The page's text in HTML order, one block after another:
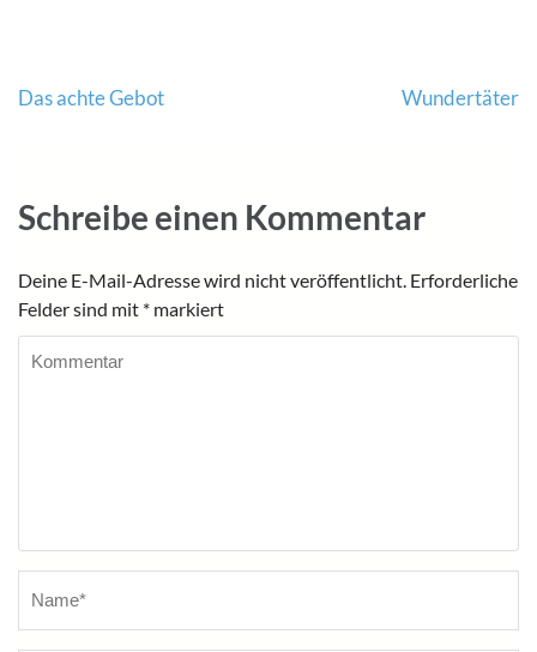
Beitragsnavigation
Das achte Gebot Wundertäter
Schreibe einen Kommentar
Deine E-Mail-Adresse wird nicht veröffentlicht. Erforderliche
Felder sind mit * markiert